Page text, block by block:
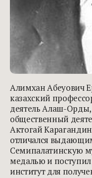
Алимхан Абеуович
казахский
деятель Алаш-
общественный
Актогай
отличался
Семипалатинскую
медалью и
институт для